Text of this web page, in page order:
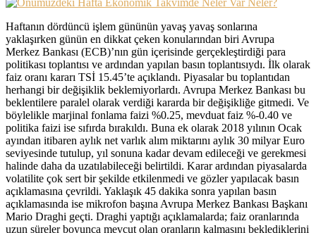
Haftanın dördüncü işlem gününün yavaş yavaş sonlarına
yaklaşırken günün en dikkat çeken konularından biri Avrupa
Merkez Bankası (ECB)’nın gün içerisinde gerçekleştirdiği para
politikası toplantısı ve ardından yapılan basın toplantısıydı. İlk olarak
faiz oranı kararı TSİ 15.45’te açıklandı. Piyasalar bu toplantıdan
herhangi bir değişiklik beklemiyorlardı. Avrupa Merkez Bankası bu
beklentilere paralel olarak verdiği kararda bir değişikliğe gitmedi. Ve
böylelikle marjinal fonlama faizi %0.25, mevduat faiz %-0.40 ve
politika faizi ise sıfırda bırakıldı. Buna ek olarak 2018 yılının Ocak
ayından itibaren aylık net varlık alım miktarını aylık 30 milyar Euro
seviyesinde tutulup, yıl sonuna kadar devam edileceği ve gerekmesi
halinde daha da uzatılabileceği belirtildi. Karar ardından piyasalarda
volatilite çok sert bir şekilde etkilenmedi ve gözler yapılacak basın
açıklamasına çevrildi. Yaklaşık 45 dakika sonra yapılan basın
açıklamasında ise mikrofon başına Avrupa Merkez Bankası Başkanı
Mario Draghi geçti. Draghi yaptığı açıklamalarda; faiz oranlarında
uzun süreler boyunca mevcut olan oranların kalmasını beklediklerini